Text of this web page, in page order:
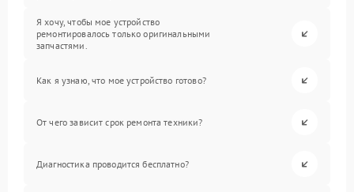
Я хочу, чтобы мое устройство
ремонтировалось только оригинальными
запчастями.
Как я узнаю, что мое устройство готово?
От чего зависит срок ремонта техники?
Диагностика проводится бесплатно?